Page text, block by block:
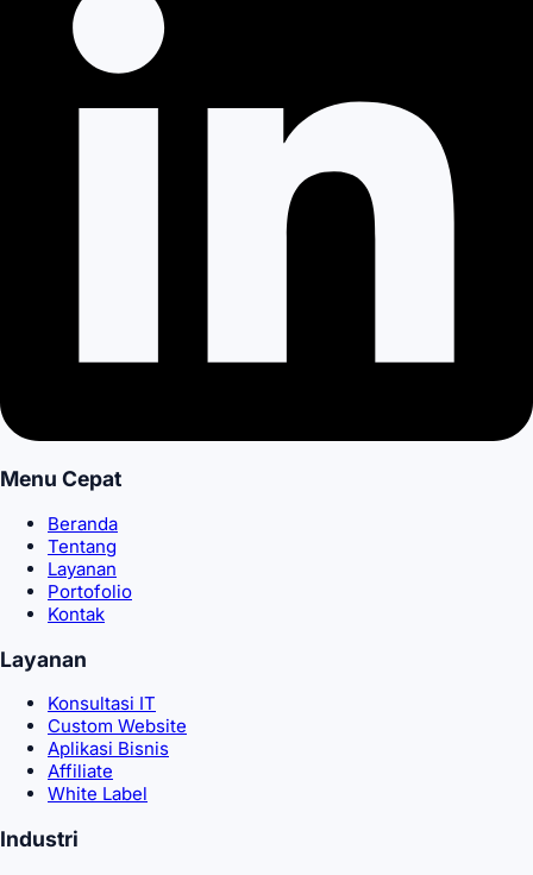
Kecepatan akses tinggi & optimasi SEO mesin pencari
Sistem manajemen konten (CMS) yang mudah digunakan
Menu Cepat
Beranda
Tentang
Layanan
Portofolio
Kontak
Layanan
Konsultasi IT
Custom Website
Aplikasi Bisnis
Affiliate
White Label
Industri